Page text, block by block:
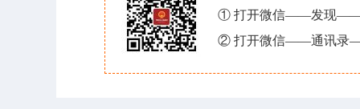
① 打开微信——发现——
② 打开微信——通讯录